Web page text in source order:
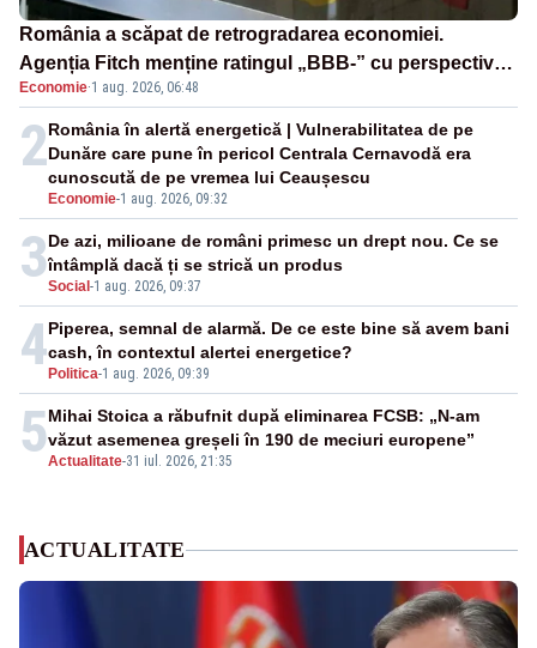
România a scăpat de retrogradarea economiei.
Agenția Fitch menține ratingul „BBB-” cu perspectivă
negativă
Economie·1 aug. 2026, 06:48
2
Economie-1 aug. 2026, 09:32
România în alertă energetică | Vulnerabilitatea de pe
Dunăre care pune în pericol Centrala Cernavodă era
cunoscută de pe vremea lui Ceaușescu
3Social -1 aug. 2026, 09:37
De azi, milioane de români primesc un drept nou. Ce se
întâmplă dacă ți se strică un produs
4 Politica-1 aug. 2026, 09:39
Piperea, semnal de alarmă. De ce este bine să avem bani
cash, în contextul alertei energetice?
5Actualitate-31 iul. 2026, 21:35
Mihai Stoica a răbufnit după eliminarea FCSB: „N-am
văzut asemenea greșeli în 190 de meciuri europene”
ACTUALITATE